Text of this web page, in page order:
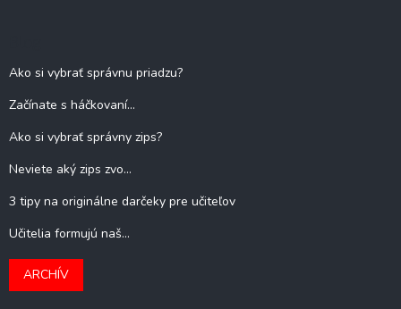
Ako si vybrať správnu priadzu?
Začínate s háčkovaní...
Ako si vybrať správny zips?
Neviete aký zips zvo...
3 tipy na originálne darčeky pre učiteľov
Učitelia formujú naš...
ARCHÍV